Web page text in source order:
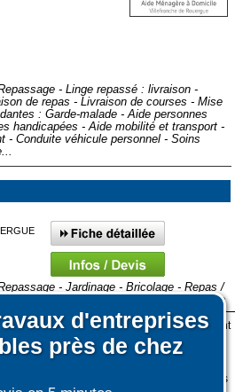
d'entreprises
près de chez
- Linge repassé : livraison -
de repas - Livraison de courses - Mise
: Garde-malade - Aide personnes
handicapées - Aide mobilité et transport -
- Conduite véhicule personnel - Soins
- Jardinage - Bricolage - Repas /
(- de 3 ans) - Garde d'enfant (+ de
- Assistance administrative
malade - Aide personnes dépendantes -
Aide mobilité et transport - Transport /
véhicule...
votre recherche
fichiers informatiques nommés cookies sont
cookies sont utilisés pour la navigation, le
les mesures d'audience pour l'éditeur.
personnelles au travers des cookies à des